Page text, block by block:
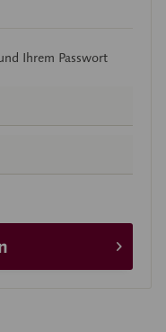
Ihrem Passwort